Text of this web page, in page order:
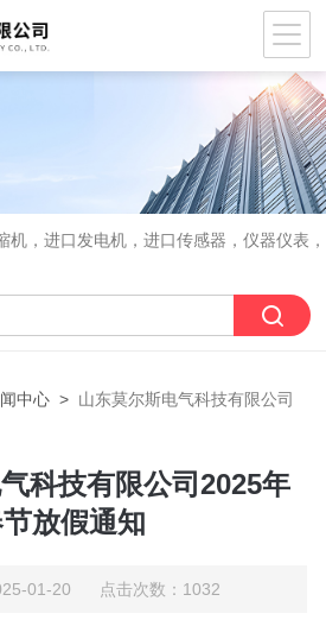
机，进口发电机，进口传感器，仪器仪表
中心 > 山东莫尔斯电气科技有限公司
科技有限公司2025年
放假通知
01-20 点击次数：1032